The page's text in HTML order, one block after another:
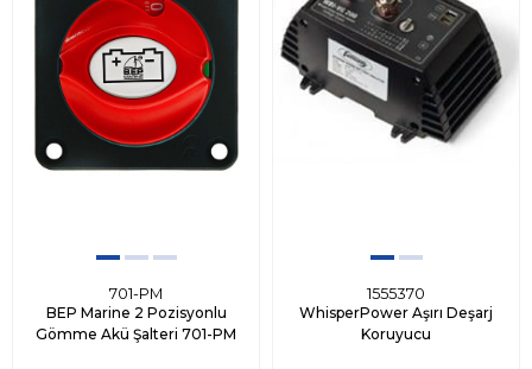
701-PM
BEP Marine 2 Pozisyonlu
Gömme Akü Şalteri 701-PM
1555370
WhisperPower Aşırı Deşarj
Koruyucu